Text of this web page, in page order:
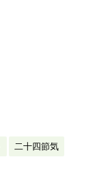
二十四節気